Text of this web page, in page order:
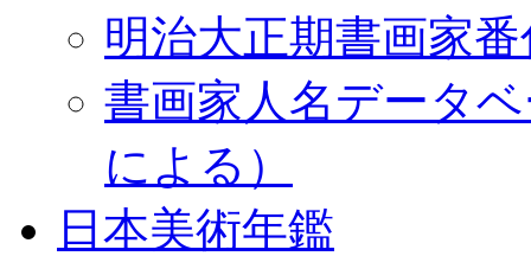
明治大正期書画家
書画家人名データ
による）
日本美術年鑑